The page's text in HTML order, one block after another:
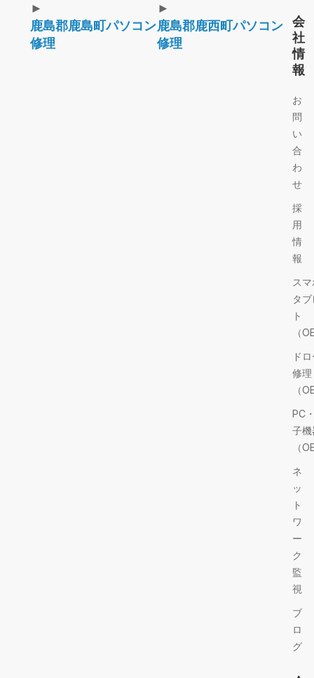
►
鹿島郡鹿島町パソコン
修理
►
鹿島郡鹿西町パソコン
修理
会
社
情
報
お
問
い
合
わ
せ
採
用
情
報
ス
タ
ト
（
ド
修理
（
PC
子機
（
ネ
ッ
ト
ワ
ー
ク
監
視
ブ
ロ
グ